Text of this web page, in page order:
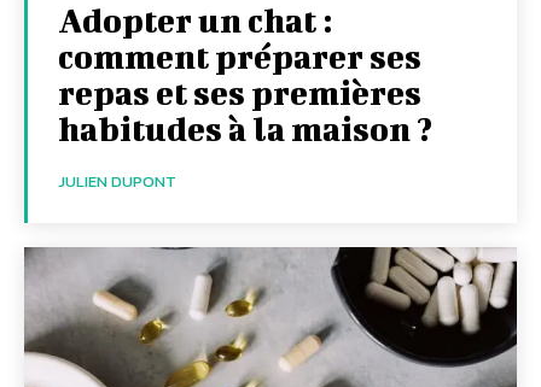
Adopter un chat :
comment préparer ses
repas et ses premières
habitudes à la maison ?
JULIEN DUPONT